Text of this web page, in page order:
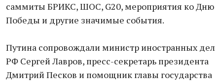
саммиты БРИКС, ШОС, G20, мероприятия ко Дню
Победы и другие значимые события.
Путина сопровождали министр иностранных дел
РФ Сергей Лавров, пресс-секретарь президента
Дмитрий Песков и помощник главы государства